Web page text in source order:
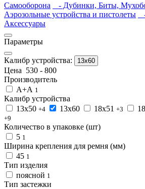
Самооборона
- Дубинки, Биты,
Аэрозольные устройства и пистолеты
Аксессуары
Параметры
Калибр устройства: 13х60
Цена 530 - 800
Производитель
А+А 1
Калибр устройства
13х50 +4 13х60 18х51 +3
+9
Количество в упаковке (шт)
5 1
Ширина крепления для ремня (мм)
45 1
Тип изделия
поясной 1
Тип застежки